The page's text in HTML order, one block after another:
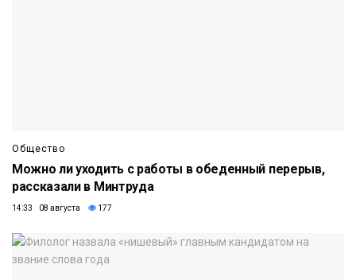
Общество
Можно ли уходить с работы в обеденный перерыв,
рассказали в Минтруда
14:33 08 августа 177